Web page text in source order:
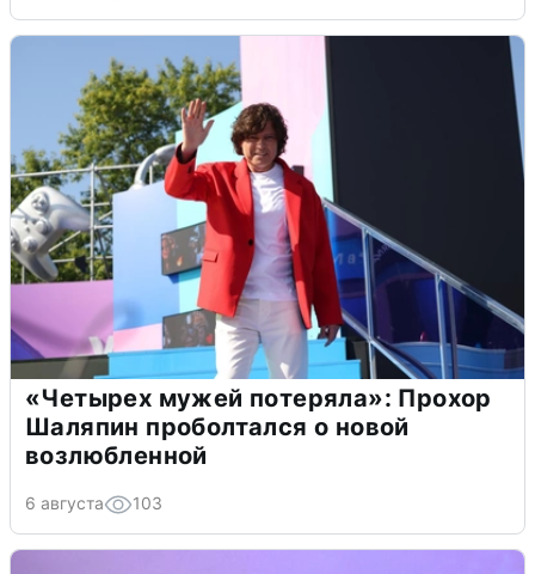
«Четырех мужей потеряла»: Прохор
Шаляпин проболтался о новой
возлюбленной
6 августа 103